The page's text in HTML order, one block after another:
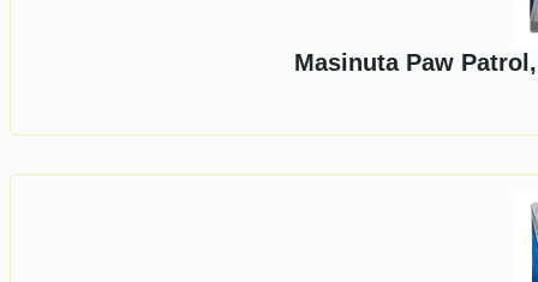
Masinuta Paw